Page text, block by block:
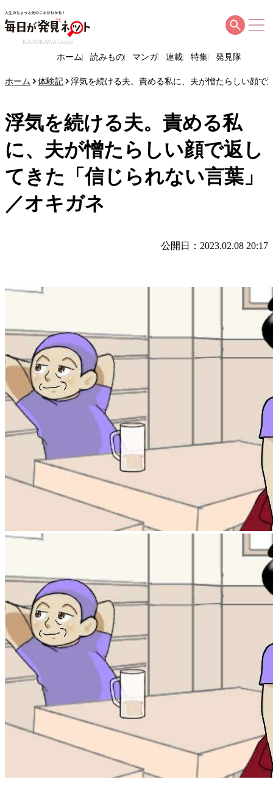
KADOKAWA Group
ホーム 読みもの マンガ 連載 特集 発見隊
ホーム 体験記 浮気を続ける夫。責める私に、夫が憎たらしい顔で
浮気を続ける夫。責める私
に、夫が憎たらしい顔で返し
てきた「信じられない言葉」
／オキガネ
公開日：2023.02.08 20:17